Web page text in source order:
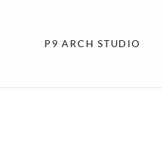
P9 ARCH STUDIO